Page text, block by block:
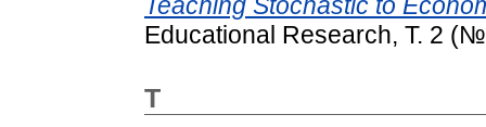
Educational Research, Т. 2
T